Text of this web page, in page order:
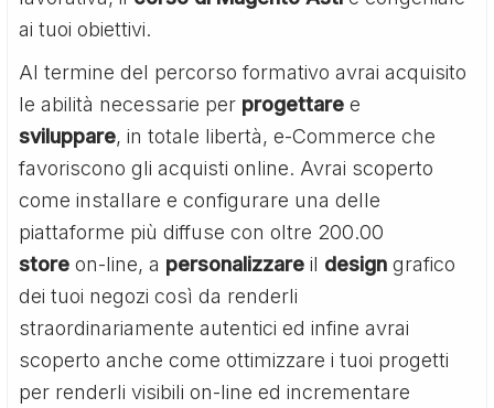
ai tuoi obiettivi.
Al termine del percorso formativo avrai acquisito
le abilità necessarie per progettare e
sviluppare, in totale libertà, e-Commerce che
favoriscono gli acquisti online. Avrai scoperto
come installare e configurare una delle
piattaforme più diffuse con oltre 200.00
storeon-line, a personalizzare il design grafico
dei tuoi negozi così da renderli
straordinariamente autentici ed infine avrai
scoperto anche come ottimizzare i tuoi progetti
per renderli visibili on-line ed incrementare